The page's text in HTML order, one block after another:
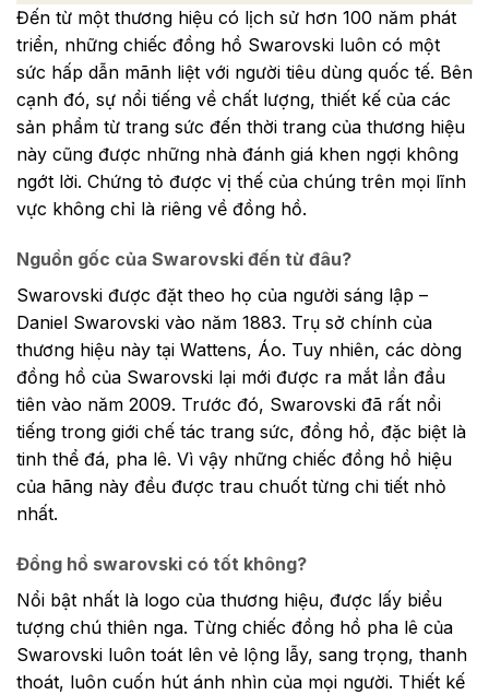
Đến từ một thương hiệu có lịch sử hơn 100 năm phát
triển, những chiếc đồng hồ Swarovski luôn có một
sức hấp dẫn mãnh liệt với người tiêu dùng quốc tế. Bên
cạnh đó, sự nổi tiếng về chất lượng, thiết kế của các
sản phẩm từ trang sức đến thời trang của thương hiệu
này cũng được những nhà đánh giá khen ngợi không
ngớt lời. Chứng tỏ được vị thế của chúng trên mọi lĩnh
vực không chỉ là riêng về đồng hồ.
Nguồn gốc của Swarovski đến từ đâu?
Swarovski được đặt theo họ của người sáng lập –
Daniel Swarovski vào năm 1883. Trụ sở chính của
thương hiệu này tại Wattens, Áo. Tuy nhiên, các dòng
đồng hồ của Swarovski lại mới được ra mắt lần đầu
tiên vào năm 2009. Trước đó, Swarovski đã rất nổi
tiếng trong giới chế tác trang sức, đồng hồ, đặc biệt là
tinh thể đá, pha lê. Vì vậy những chiếc đồng hồ hiệu
của hãng này đều được trau chuốt từng chi tiết nhỏ
nhất.
Đồng hồ swarovski có tốt không?
Nổi bật nhất là logo của thương hiệu, được lấy biểu
tượng chú thiên nga. Từng chiếc đồng hồ pha lê của
Swarovski luôn toát lên vẻ lộng lẫy, sang trọng, thanh
thoát, luôn cuốn hút ánh nhìn của mọi người. Thiết kế